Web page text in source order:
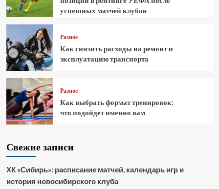
успешных матчей клубов
Разное
Как снизить расходы на ремонт и
эксплуатацию транспорта
Разное
Как выбрать формат тренировок:
что подойдет именно вам
Свежие записи
ХК «Сибирь»: расписание матчей, календарь игр и
история новосибирского клуба